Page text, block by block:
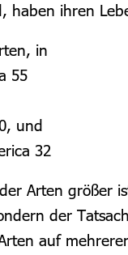
haben ihren
in
55
und
32
Arten größer
der
auf